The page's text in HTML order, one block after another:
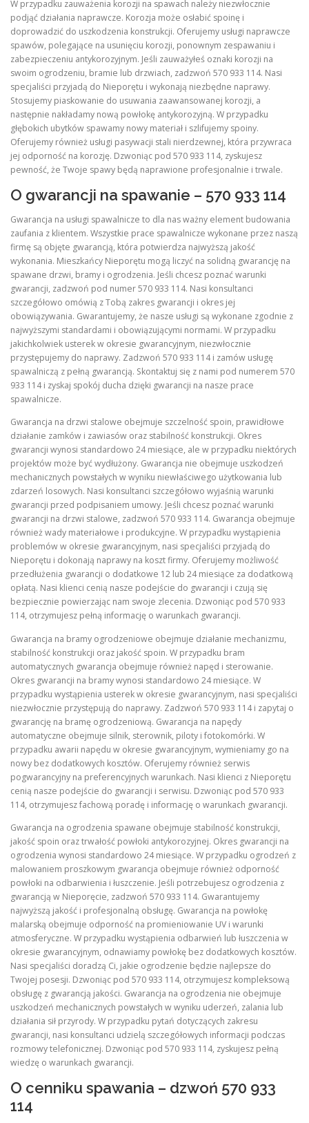
W przypadku zauważenia korozji na spawach należy niezwłocznie
podjąć działania naprawcze. Korozja może osłabić spoinę i
doprowadzić do uszkodzenia konstrukcji. Oferujemy usługi naprawcze
spawów, polegające na usunięciu korozji, ponownym zespawaniu i
zabezpieczeniu antykorozyjnym. Jeśli zauważyłeś oznaki korozji na
swoim ogrodzeniu, bramie lub drzwiach, zadzwoń 570 933 114. Nasi
specjaliści przyjadą do Nieporętu i wykonają niezbędne naprawy.
Stosujemy piaskowanie do usuwania zaawansowanej korozji, a
następnie nakładamy nową powłokę antykorozyjną. W przypadku
głębokich ubytków spawamy nowy materiał i szlifujemy spoiny.
Oferujemy również usługi pasywacji stali nierdzewnej, która przywraca
jej odporność na korozję. Dzwoniąc pod 570 933 114, zyskujesz
pewność, że Twoje spawy będą naprawione profesjonalnie i trwale.
O gwarancji na spawanie – 570 933 114
Gwarancja na usługi spawalnicze to dla nas ważny element budowania
zaufania z klientem. Wszystkie prace spawalnicze wykonane przez naszą
firmę są objęte gwarancją, która potwierdza najwyższą jakość
wykonania. Mieszkańcy Nieporętu mogą liczyć na solidną gwarancję na
spawane drzwi, bramy i ogrodzenia. Jeśli chcesz poznać warunki
gwarancji, zadzwoń pod numer 570 933 114. Nasi konsultanci
szczegółowo omówią z Tobą zakres gwarancji i okres jej
obowiązywania. Gwarantujemy, że nasze usługi są wykonane zgodnie z
najwyższymi standardami i obowiązującymi normami. W przypadku
jakichkolwiek usterek w okresie gwarancyjnym, niezwłocznie
przystępujemy do naprawy. Zadzwoń 570 933 114 i zamów usługę
spawalniczą z pełną gwarancją. Skontaktuj się z nami pod numerem 570
933 114 i zyskaj spokój ducha dzięki gwarancji na nasze prace
spawalnicze.
Gwarancja na drzwi stalowe obejmuje szczelność spoin, prawidłowe
działanie zamków i zawiasów oraz stabilność konstrukcji. Okres
gwarancji wynosi standardowo 24 miesiące, ale w przypadku niektórych
projektów może być wydłużony. Gwarancja nie obejmuje uszkodzeń
mechanicznych powstałych w wyniku niewłaściwego użytkowania lub
zdarzeń losowych. Nasi konsultanci szczegółowo wyjaśnią warunki
gwarancji przed podpisaniem umowy. Jeśli chcesz poznać warunki
gwarancji na drzwi stalowe, zadzwoń 570 933 114. Gwarancja obejmuje
również wady materiałowe i produkcyjne. W przypadku wystąpienia
problemów w okresie gwarancyjnym, nasi specjaliści przyjadą do
Nieporętu i dokonają naprawy na koszt firmy. Oferujemy możliwość
przedłużenia gwarancji o dodatkowe 12 lub 24 miesiące za dodatkową
opłatą. Nasi klienci cenią nasze podejście do gwarancji i czują się
bezpiecznie powierzając nam swoje zlecenia. Dzwoniąc pod 570 933
114, otrzymujesz pełną informację o warunkach gwarancji.
Gwarancja na bramy ogrodzeniowe obejmuje działanie mechanizmu,
stabilność konstrukcji oraz jakość spoin. W przypadku bram
automatycznych gwarancja obejmuje również napęd i sterowanie.
Okres gwarancji na bramy wynosi standardowo 24 miesiące. W
przypadku wystąpienia usterek w okresie gwarancyjnym, nasi specjaliści
niezwłocznie przystępują do naprawy. Zadzwoń 570 933 114 i zapytaj o
gwarancję na bramę ogrodzeniową. Gwarancja na napędy
automatyczne obejmuje silnik, sterownik, piloty i fotokomórki. W
przypadku awarii napędu w okresie gwarancyjnym, wymieniamy go na
nowy bez dodatkowych kosztów. Oferujemy również serwis
pogwarancyjny na preferencyjnych warunkach. Nasi klienci z Nieporętu
cenią nasze podejście do gwarancji i serwisu. Dzwoniąc pod 570 933
114, otrzymujesz fachową poradę i informację o warunkach gwarancji.
Gwarancja na ogrodzenia spawane obejmuje stabilność konstrukcji,
jakość spoin oraz trwałość powłoki antykorozyjnej. Okres gwarancji na
ogrodzenia wynosi standardowo 24 miesiące. W przypadku ogrodzeń z
malowaniem proszkowym gwarancja obejmuje również odporność
powłoki na odbarwienia i łuszczenie. Jeśli potrzebujesz ogrodzenia z
gwarancją w Nieporęcie, zadzwoń 570 933 114. Gwarantujemy
najwyższą jakość i profesjonalną obsługę. Gwarancja na powłokę
malarską obejmuje odporność na promieniowanie UV i warunki
atmosferyczne. W przypadku wystąpienia odbarwień lub łuszczenia w
okresie gwarancyjnym, odnawiamy powłokę bez dodatkowych kosztów.
Nasi specjaliści doradzą Ci, jakie ogrodzenie będzie najlepsze do
Twojej posesji. Dzwoniąc pod 570 933 114, otrzymujesz kompleksową
obsługę z gwarancją jakości. Gwarancja na ogrodzenia nie obejmuje
uszkodzeń mechanicznych powstałych w wyniku uderzeń, zalania lub
działania sił przyrody. W przypadku pytań dotyczących zakresu
gwarancji, nasi konsultanci udzielą szczegółowych informacji podczas
rozmowy telefonicznej. Dzwoniąc pod 570 933 114, zyskujesz pełną
wiedzę o warunkach gwarancji.
O cenniku spawania – dzwoń 570 933
114